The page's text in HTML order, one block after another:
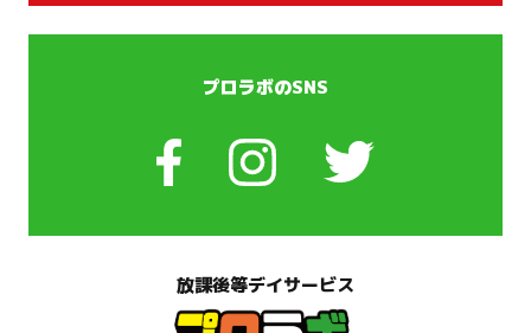
プロラボのSNS
放課後等デイサービス